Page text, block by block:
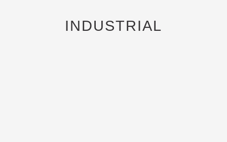
INDUSTRIAL